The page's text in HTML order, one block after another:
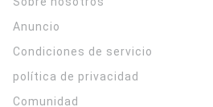
Anuncio
Condiciones de servicio
política de privacidad
Comunidad